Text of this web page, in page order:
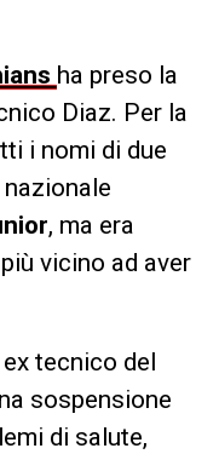
ha preso la
Diaz. Per la
i nomi di due
, ma era
vicino ad aver
tecnico del
sospensione
di salute,